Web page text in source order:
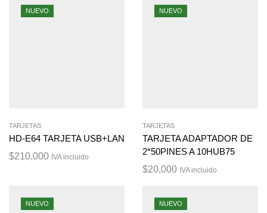
NUEVO
TARJETAS
HD-E64 TARJETA USB+LAN
$210,000 IVA incluido
NUEVO
TARJETAS
TARJETA ADAPTADOR DE
2*50PINES A 10HUB75
$20,000 IVA incluido
NUEVO NUEVO